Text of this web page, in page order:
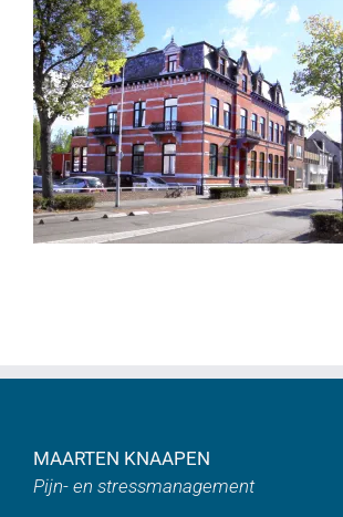
MAARTEN KNAAPEN
Pijn- en stressmanagement